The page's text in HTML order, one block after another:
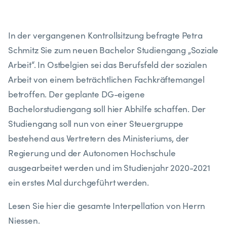
In der vergangenen Kontrollsitzung befragte Petra
Schmitz Sie zum neuen Bachelor Studiengang „Soziale
Arbeit“. In Ostbelgien sei das Berufsfeld der sozialen
Arbeit von einem beträchtlichen Fachkräftemangel
betroffen. Der geplante DG-eigene
Bachelorstudiengang soll hier Abhilfe schaffen. Der
Studiengang soll nun von einer Steuergruppe
bestehend aus Vertretern des Ministeriums, der
Regierung und der Autonomen Hochschule
ausgearbeitet werden und im Studienjahr 2020-2021
ein erstes Mal durchgeführt werden.
Lesen Sie hier die gesamte Interpellation von Herrn
Niessen.